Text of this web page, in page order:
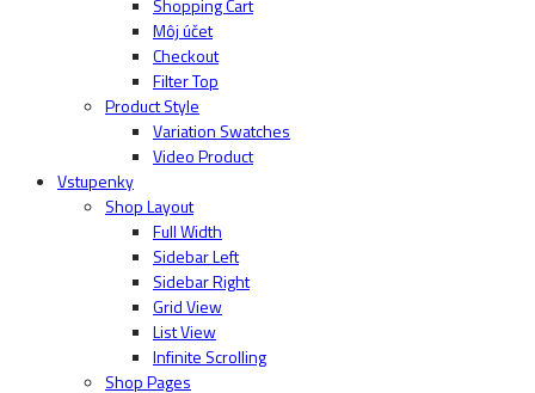
Shopping Cart
Môj účet
Checkout
Filter Top
Product Style
Variation Swatches
Video Product
Vstupenky
Shop Layout
Full Width
Sidebar Left
Sidebar Right
Grid View
List View
Infinite Scrolling
Shop Pages